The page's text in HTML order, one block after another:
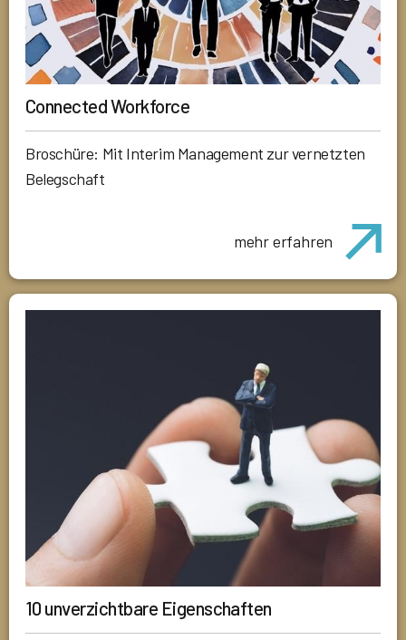
Connected Workforce
Broschüre: Mit Interim Management zur vernetzten
Belegschaft
mehr erfahren
10 unverzichtbare Eigenschaften